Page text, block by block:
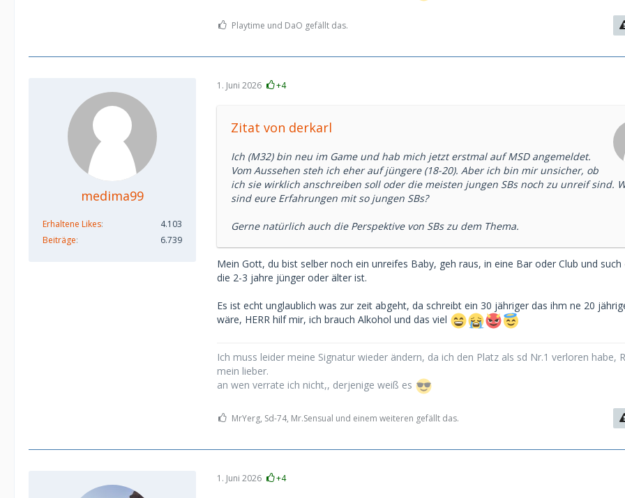
Playtime und DaO gefällt das.
medima99
Erhaltene Likes
4.103
Beiträge
6.739
1. Juni 2026 +4
Zitat von derkarl
Ich (M32) bin neu im Game und hab mich jetzt erstmal auf MSD angemeldet.
Vom Aussehen steh ich eher auf jüngere (18-20). Aber ich bin mir unsicher, ob
ich sie wirklich anschreiben soll oder die meisten jungen SBs noch zu unreif sind.
sind eure Erfahrungen mit so jungen SBs?
Gerne natürlich auch die Perspektive von SBs zu dem Thema.
Mein Gott, du bist selber noch ein unreifes Baby, geh raus, in eine Bar oder Club und such
die 2-3 jahre jünger oder älter ist.
Es ist echt unglaublich was zur zeit abgeht, da schreibt ein 30 jähriger das ihm ne 20
wäre, HERR hilf mir, ich brauch Alkohol und das viel
Ich muss leider meine Signatur wieder ändern, da ich den Platz als sd Nr.1 verloren habe,
mein lieber.
an wen verrate ich nicht,, derjenige weiß es
MrYerg, Sd-74, Mr.Sensual und einem weiteren gefällt das.
1. Juni 2026 +4